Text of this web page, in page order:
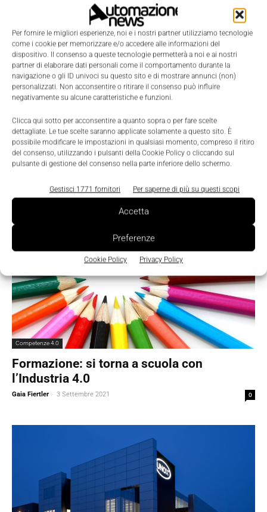
Per fornire le migliori esperienze, noi e i nostri partner utilizziamo tecnologie
come i cookie per memorizzare e/o accedere alle informazioni del
dispositivo. Il consenso a queste tecnologie permetterà a noi e ai nostri
partner di elaborare dati personali come il comportamento durante la
navigazione o gli ID univoci su questo sito e di mostrare annunci (non)
personalizzati. Non acconsentire o ritirare il consenso può influire
negativamente su alcune caratteristiche e funzioni.
Clicca qui sotto per acconsentire a quanto sopra o per fare scelte
dettagliate. Le tue scelte saranno applicate solamente a questo sito. È
possibile modificare le impostazioni in qualsiasi momento, compreso il ritiro
del consenso, utilizzando i pulsanti della Cookie Policy o cliccando sul
pulsante di gestione del consenso nella parte inferiore dello schermo.
Gestisci 1771 fornitori Per saperne di più su questi scopi
Accetta
Preferenze
Cookie Policy Privacy Policy
Compentence Center: FasThink entra
nell’azionariato di Made
Massimiliano Luce - 20 Settembre 2022
Competenze 4.0
Formazione: si torna a scuola con
l’Industria 4.0
Gaia Fiertler - 3 Settembre 2021 0